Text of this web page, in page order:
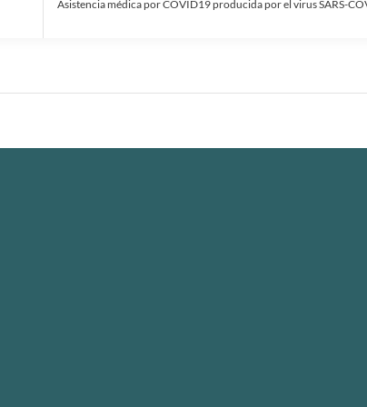
Asistencia médica por COVID19 producida por el virus SARS-